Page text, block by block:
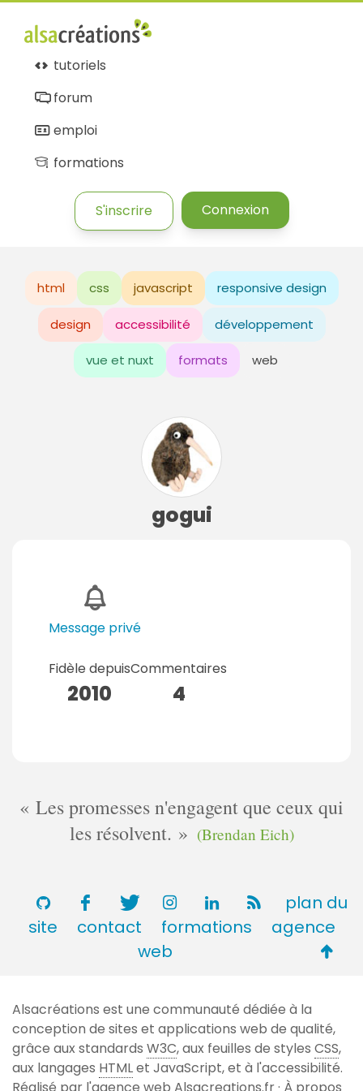
tutoriels
forum
emploi
formations
S'inscrire Connexion
html css javascript responsive design
design accessibilité développement
vue et nuxt formats web
gogui
Message privé
Fidèle depuis
2010
Commentaires
4
Les promesses n'engagent que ceux qui
les résolvent.
(Brendan Eich)
plan du
site
contact formations
agence
web
de
page
Alsacréations est une communauté dédiée à la
conception de sites et applications web de qualité,
grâce aux standards W3C, aux feuilles de styles CSS,
aux langages HTMLet JavaScript, et à l'accessibilité.